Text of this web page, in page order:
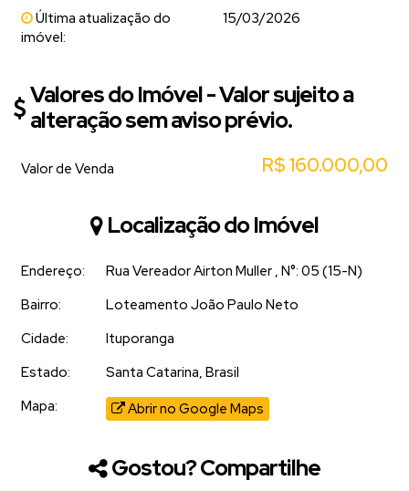
Última atualização do
imóvel:
15/03/2026
Valores do Imóvel - Valor sujeito a
alteração sem aviso prévio.
R$160.000,00
Valor de Venda
Localização do Imóvel
Endereço: Rua Vereador Airton Muller , N°: 05 (15-N)
Bairro:
Loteamento João Paulo Neto
Cidade:
Ituporanga
Estado:
Santa Catarina, Brasil
Mapa:
Abrir no Google Maps
Gostou? Compartilhe